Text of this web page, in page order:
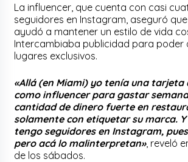
La influencer, que cuenta con casi
seguidores en Instagram, aseguró
ayudó a mantener un estilo de vida
Intercambiaba publicidad para poder
lugares exclusivos.
«Allá (en Miami) yo tenía una tarjeta
como influencer para gastar
cantidad de dinero fuerte en
solamente con etiquetar su marca.
tengo seguidores en Instagram,
pero acá lo malinterpretan», reveló
de los sábados.